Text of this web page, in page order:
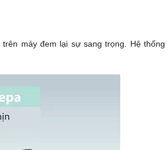
máy đem lại sự sang trọng. Hệ thống